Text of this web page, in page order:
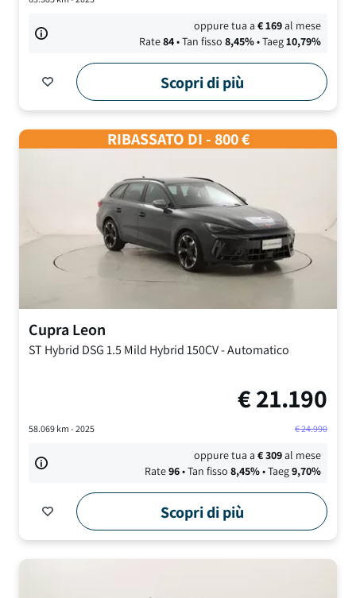
oppure tua a€169al mese
Rate84• Tan fisso 8,45%• Taeg10,79%
Scopri di più
RIBASSATO DI - 800 €
Cupra Leon
ST Hybrid DSG1.5 Mild Hybrid 150CV-Automatico
€21.190
58.069km - 2025 €24.990
oppure tua a€309al mese
Rate96• Tan fisso 8,45%• Taeg9,70%
Scopri di più